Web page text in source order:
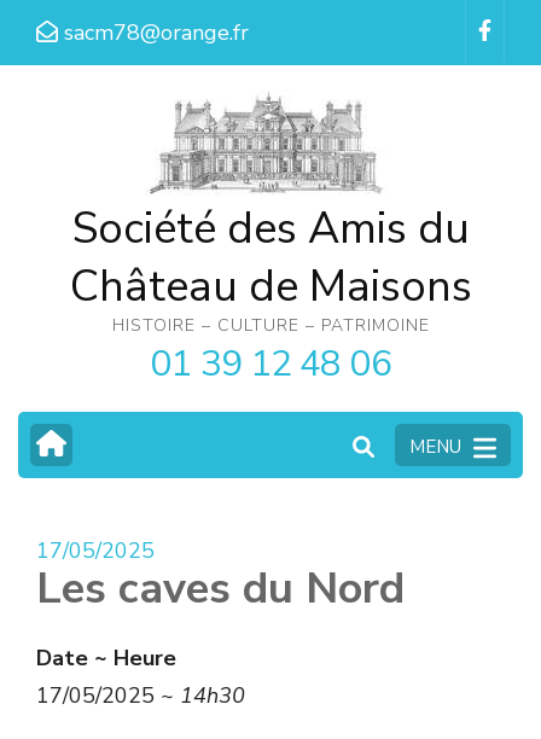
Aller
sacm78@orange.fr
Société des Amis du
Château de Maisons
HISTOIRE – CULTURE – PATRIMOINE
01 39 12 48 06
MENU
17/05/2025
Les caves du Nord
Date ~ Heure
17/05/2025 ~ 14h30